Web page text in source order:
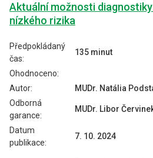
Aktuální možnosti diagnostiky
nízkého rizika
Předpokládaný
čas:
135 minut
Ohodnoceno:
Autor:
MUDr. Natália
Odborná
garance:
MUDr. Libor
Datum
publikace:
7. 10. 2024